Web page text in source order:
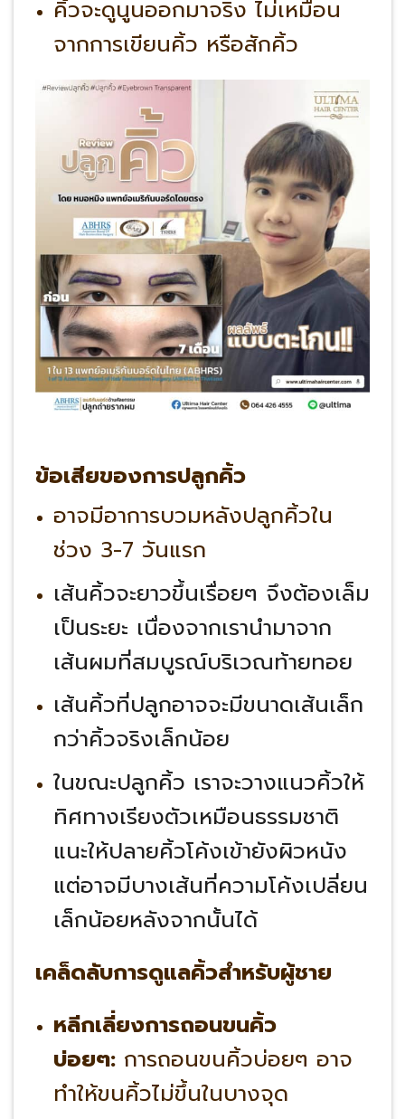
คิ้วจะดูนูนออกมาจริง ไม่เหมือน
จากการเขียนคิ้ว หรือสักคิ้ว
ข้อเสียของการปลูกคิ้ว
อาจมีอาการบวมหลังปลูกคิ้วใน
ช่วง 3-7 วันแรก
เส้นคิ้วจะยาวขึ้นเรื่อยๆ จึงต้องเล็ม
เป็นระยะ เนื่องจากเรานำมาจาก
เส้นผมที่สมบูรณ์บริเวณท้ายทอย
เส้นคิ้วที่ปลูกอาจจะมีขนาดเส้นเล็ก
กว่าคิ้วจริงเล็กน้อย
ในขณะปลูกคิ้ว เราจะวางแนวคิ้วให้
ทิศทางเรียงตัวเหมือนธรรมชาติ
แนะให้ปลายคิ้วโค้งเข้ายังผิวหนัง
แต่อาจมีบางเส้นที่ความโค้งเปลี่ยน
เล็กน้อยหลังจากนั้นได้
เคล็ดลับการดูแลคิ้วสำหรับผู้ชาย
หลีกเลี่ยงการถอนขนคิ้ว
บ่อยๆ:การถอนขนคิ้วบ่อยๆ อาจ
ทำให้ขนคิ้วไม่ขึ้นในบางจุด